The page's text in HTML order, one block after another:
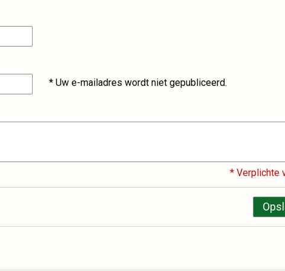
* Uw e-mailadres wordt niet gepubliceerd.
* Verplichte